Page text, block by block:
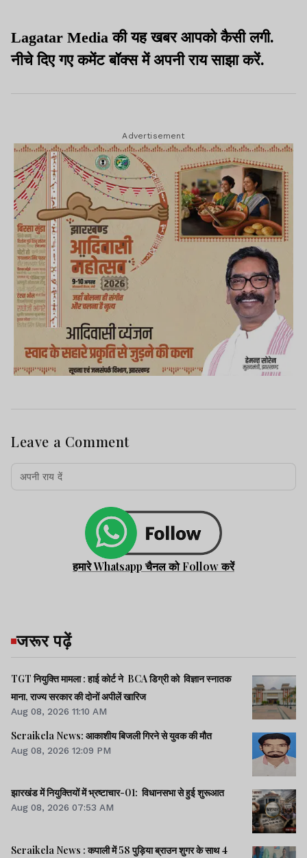
Lagatar Media की यह खबर आपको कैसी लगी.
नीचे दिए गए कमेंट बॉक्स में अपनी राय साझा करें.
Advertisement
Leave a Comment
हमारे Whatsapp चैनल को Follow करें
जरूर पढ़ें
TGT नियुक्ति मामला : हाई कोर्ट ने BCA डिग्री को विज्ञान स्नातक
माना, राज्य सरकार की दोनों अपीलें खारिज
Aug 08, 2026 11:10 AM
Seraikela News: आकाशीय बिजली गिरने से युवक की मौत
Aug 08, 2026 12:09 PM
झारखंड में नियुक्तियों में भ्रष्टाचार-01: विधानसभा से हुई शुरूआत
Aug 08, 2026 07:53 AM
Seraikela News : कपाली में 58 पुड़िया ब्राउन शुगर के साथ 4